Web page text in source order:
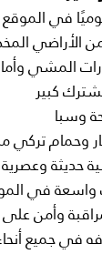
المشي
كبير
وسبا
وحمام تركي
حديثة
في
وأمن على
في جميع